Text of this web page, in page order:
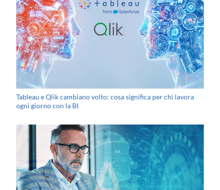
Tableau e Qlik cambiano volto: cosa significa per chi lavora
ogni giorno con la BI